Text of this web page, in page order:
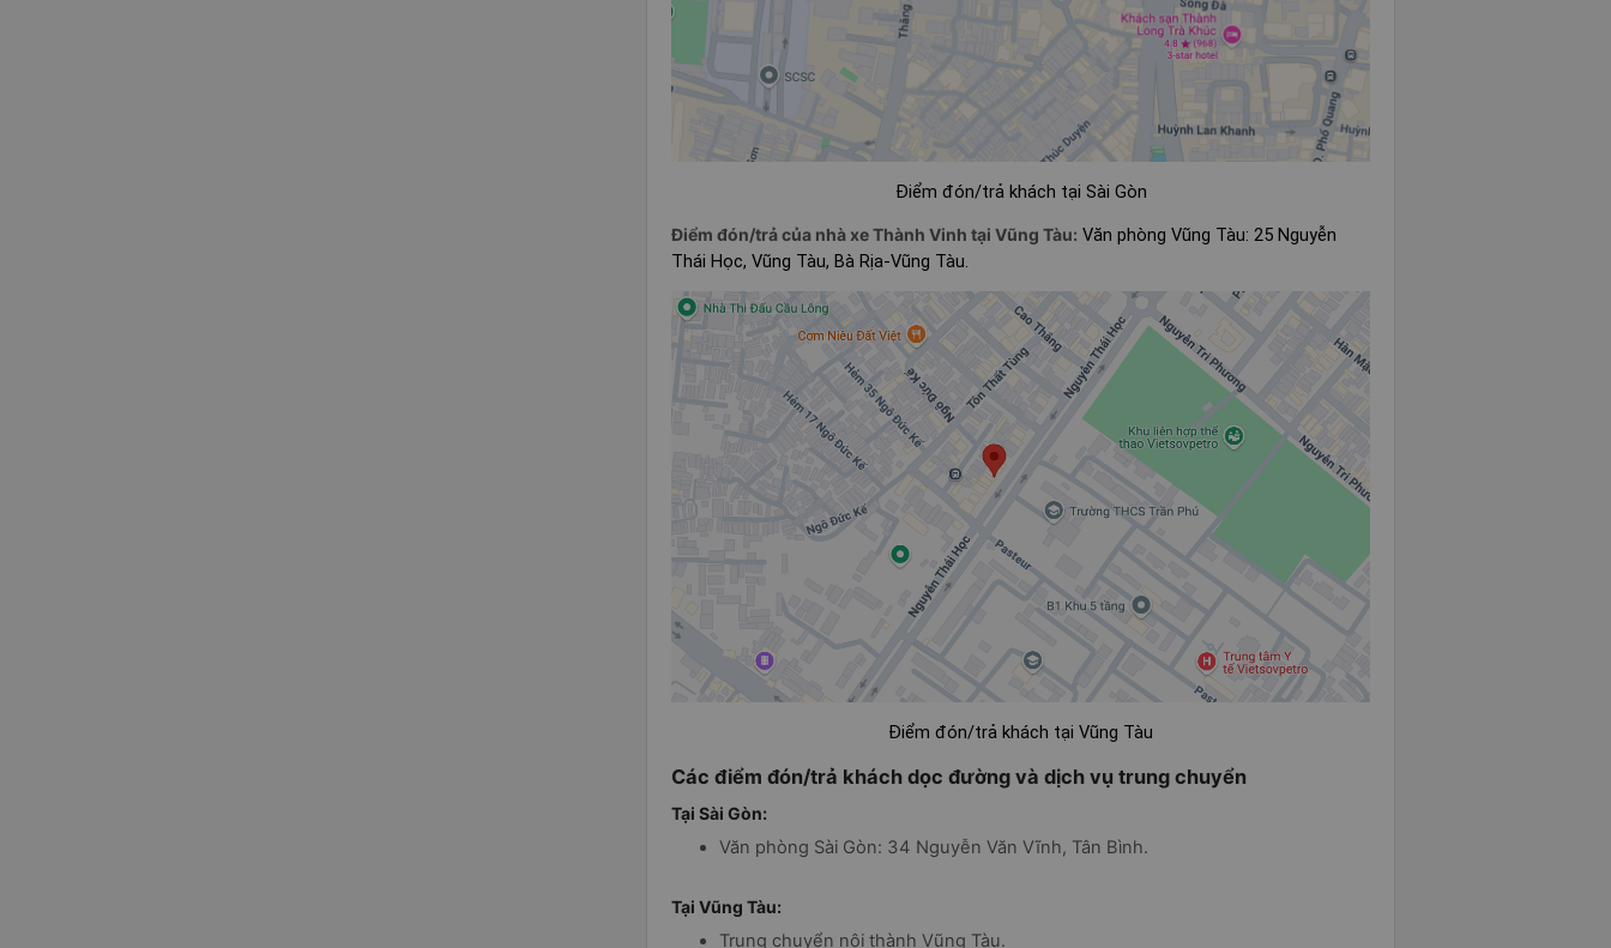
Điểm đón/trả khách tại Sài Gòn
Điểm đón/trả của nhà xe Thành Vinh tại Vũng Tàu: Văn phòng Vũng Tàu: 25 Nguyễn
Thái Học, Vũng Tàu, Bà Rịa-Vũng Tàu.
Điểm đón/trả khách tại Vũng Tàu
Các điểm đón/trả khách dọc đường và dịch vụ trung chuyển
Tại Sài Gòn:
Văn phòng Sài Gòn: 34 Nguyễn Văn Vĩnh, Tân Bình.
Tại Vũng Tàu:
Trung chuyển nội thành Vũng Tàu.